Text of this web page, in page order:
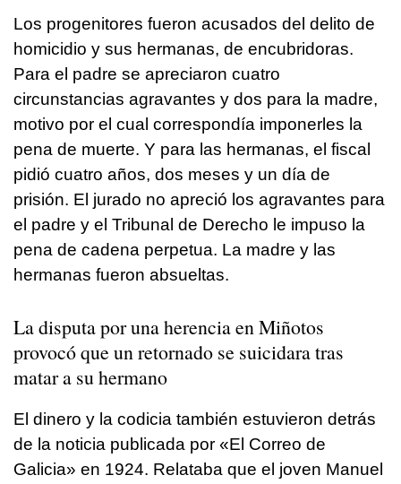
Los progenitores fueron acusados del delito de
homicidio y sus hermanas, de encubridoras.
Para el padre se apreciaron cuatro
circunstancias agravantes y dos para la madre,
motivo por el cual correspondía imponerles la
pena de muerte. Y para las hermanas, el fiscal
pidió cuatro años, dos meses y un día de
prisión. El jurado no apreció los agravantes para
el padre y el Tribunal de Derecho le impuso la
pena de cadena perpetua. La madre y las
hermanas fueron absueltas.
La disputa por una herencia en Miñotos
provocó que un retornado se suicidara tras
matar a su hermano
El dinero y la codicia también estuvieron detrás
de la noticia publicada por «El Correo de
Galicia» en 1924. Relataba que el joven Manuel